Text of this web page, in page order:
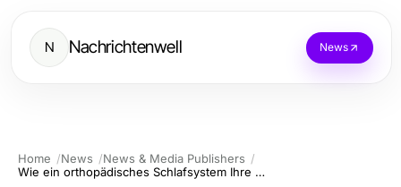
N Nachrichtenwell News
Home News
News & Media Publishers
Wie ein orthopädisches Schlafsystem Ihre Schlafqualität verbessern kann